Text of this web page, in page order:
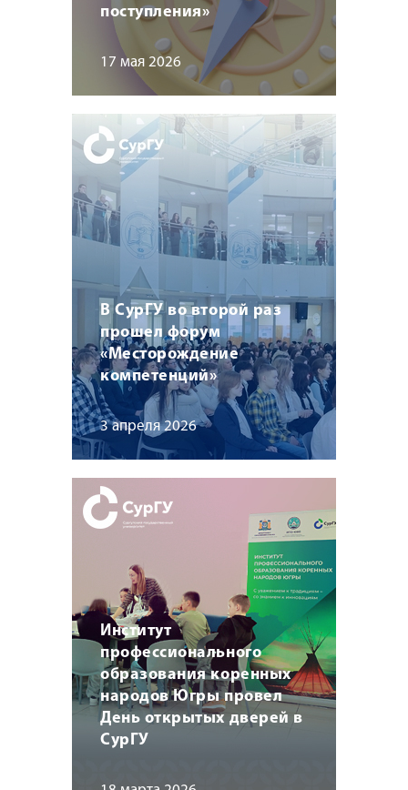
поступления»
17 мая 2026
В СурГУ во второй раз
прошел форум
«Месторождение
компетенций»
3 апреля 2026
Институт
профессионального
образования коренных
народов Югры провел
День открытых дверей в
СурГУ